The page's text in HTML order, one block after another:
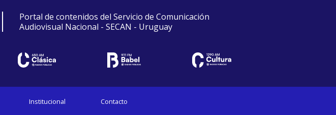
Portal de contenidos del Servicio de Comunicación
Audiovisual Nacional - SECAN - Uruguay
Institucional Contacto